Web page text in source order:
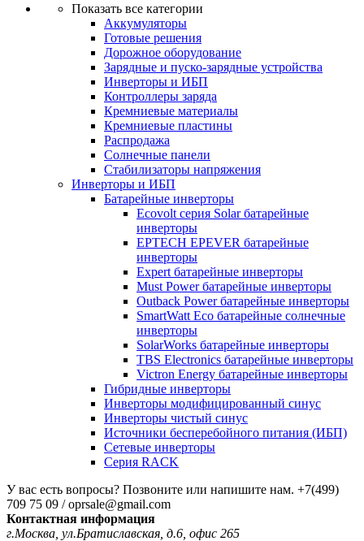
Показать все категории
Аккумуляторы
Готовые решения
Дорожное оборудование
Зарядные и пуско-зарядные устройства
Инверторы и ИБП
Контроллеры заряда
Кремниевые материалы
Кремниевые пластины
Распродажа
Солнечные панели
Стабилизаторы напряжения
Инверторы и ИБП
Батарейные инверторы
Ecovolt серия Solar батарейные
инверторы
EPTECH EPEVER батарейные
инверторы
Expert батарейные инверторы
Must Power батарейные инверторы
Outback Power батарейные инверторы
SmartWatt Eco батарейные солнечные
инверторы
SolarWorks батарейные инверторы
TBS Electronics батарейные инверторы
Victron Energy батарейные инверторы
Гибридные инверторы
Инверторы модифицированный синус
Инверторы чистый синус
Источники бесперебойного питания (ИБП)
Сетевые инверторы
Серия RACK
У вас есть вопросы? Позвоните или напишите нам. +7(499)
709 75 09 / oprsale@gmail.com
Контактная информация
г.Москва, ул.Братиславская, д.6, офис 265